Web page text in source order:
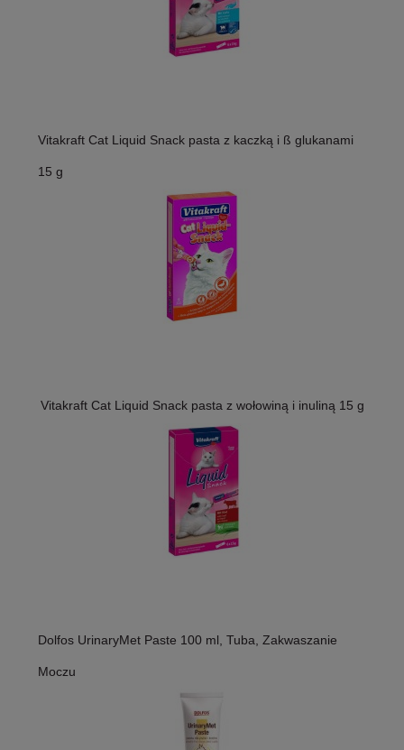
Vitakraft Cat Liquid Snack pasta z kaczką i ß glukanami
15 g
Vitakraft Cat Liquid Snack pasta z wołowiną i inuliną 15 g
Dolfos UrinaryMet Paste 100 ml, Tuba, Zakwaszanie
Moczu